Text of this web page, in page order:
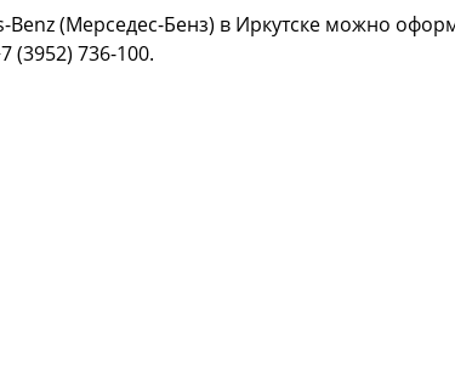
Benz (Мерседес-Бенз) в Иркутске можно
(3952) 736-100.